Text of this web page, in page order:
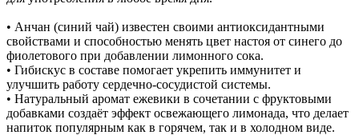
• Анчан (синий чай) известен своими антиоксидантными
свойствами и способностью менять цвет настоя от синего до
фиолетового при добавлении лимонного сока.
• Гибискус в составе помогает укрепить иммунитет и
улучшить работу сердечно-сосудистой системы.
• Натуральный аромат ежевики в сочетании с фруктовыми
добавками создаёт эффект освежающего лимонада, что делает
напиток популярным как в горячем, так и в холодном виде.